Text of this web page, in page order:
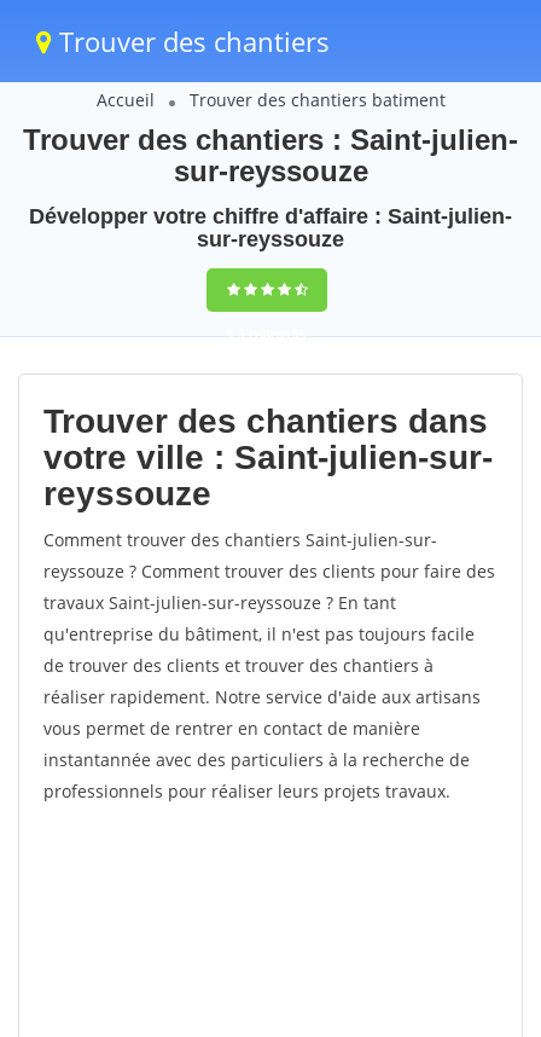
Trouver des chantiers
Accueil Trouver des chantiers batiment
Trouver des chantiers : Saint-julien-
sur-reyssouze
Développer votre chiffre d'affaire : Saint-julien-
sur-reyssouze
9,5(100%)59
votes
Trouver des chantiers dans
votre ville : Saint-julien-sur-
reyssouze
Comment trouver des chantiers Saint-julien-sur-
reyssouze ? Comment trouver des clients pour faire des
travaux Saint-julien-sur-reyssouze ? En tant
qu'entreprise du bâtiment, il n'est pas toujours facile
de trouver des clients et trouver des chantiers à
réaliser rapidement. Notre service d'aide aux artisans
vous permet de rentrer en contact de manière
instantannée avec des particuliers à la recherche de
professionnels pour réaliser leurs projets travaux.